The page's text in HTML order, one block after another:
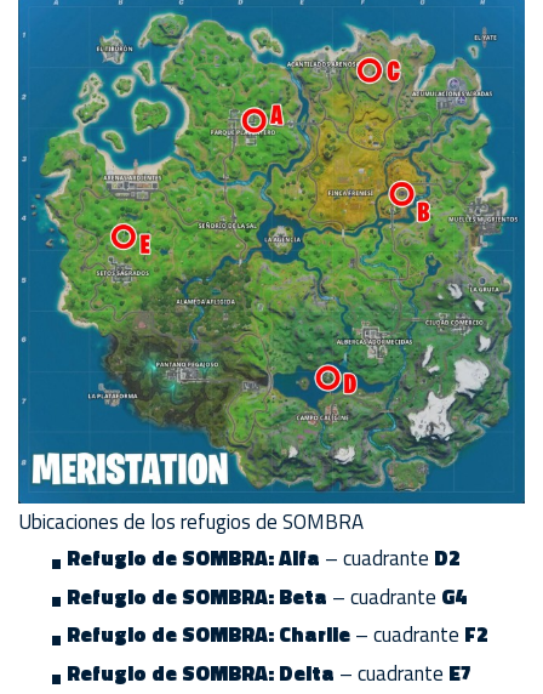
Ubicaciones de los refugios de SOMBRA
Refugio de SOMBRA: Alfa – cuadrante D2
Refugio de SOMBRA: Beta – cuadrante G4
Refugio de SOMBRA: Charlie– cuadrante F2
Refugio de SOMBRA: Delta – cuadrante E7